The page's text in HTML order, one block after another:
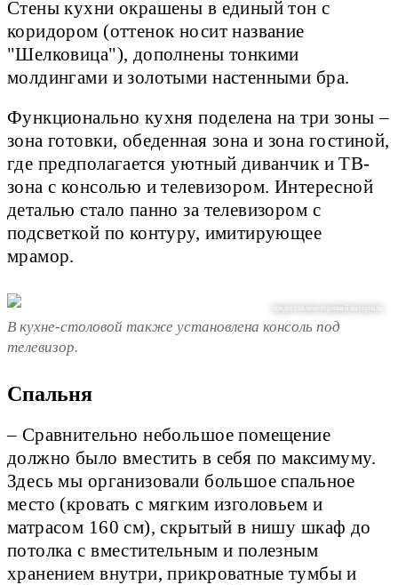
Стены кухни окрашены в единый тон с
коридором (оттенок носит название
"Шелковица"), дополнены тонкими
молдингами и золотыми настенными бра.
Функционально кухня поделена на три зоны –
зона готовки, обеденная зона и зона гостиной,
где предполагается уютный диванчик и ТВ-
зона с консолью и телевизором. Интересной
деталью стало панно за телевизором с
подсветкой по контуру, имитирующее
мрамор.
предоставлено героиней материала
В кухне-столовой также установлена консоль под
телевизор.
Спальня
– Сравнительно небольшое помещение
должно было вместить в себя по максимуму.
Здесь мы организовали большое спальное
место (кровать с мягким изголовьем и
матрасом 160 см), скрытый в нишу шкаф до
потолка с вместительным и полезным
хранением внутри, прикроватные тумбы и